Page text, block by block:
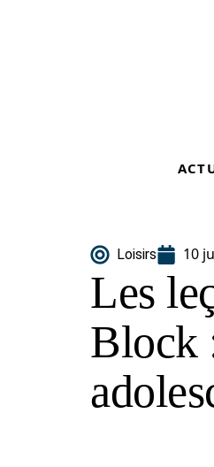
Loisirs 10
Les
Block